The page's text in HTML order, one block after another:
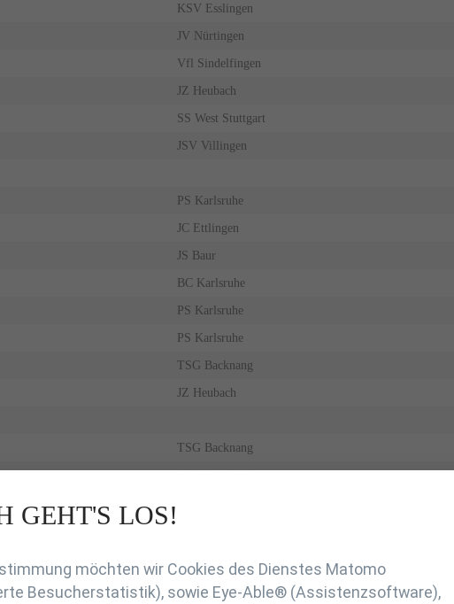
KSV Esslingen
JV Nürtingen
Vfl Sindelfingen
JZ Heubach
SS West Stuttgart
JSV Villingen
PS Karlsruhe
JC Ettlingen
JS Baur
BC Karlsruhe
PS Karlsruhe
PS Karlsruhe
TSG Backnang
JZ Heubach
TSG Backnang
JZ Heubach
GEHT'S LOS!
möchten wir Cookies des Dienstes Matomo
Besucherstatistik), sowie Eye-Able® (Assistenzsoftware),